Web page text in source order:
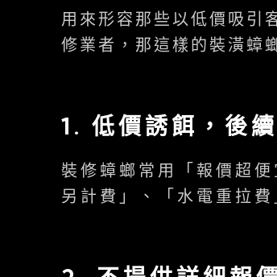
用來形容那些以低價吸引
修業者，那這樣的裝潢蟑
1. 低價誘餌，後
裝修蟑螂常用「報價超
另計費」、「水電重拉